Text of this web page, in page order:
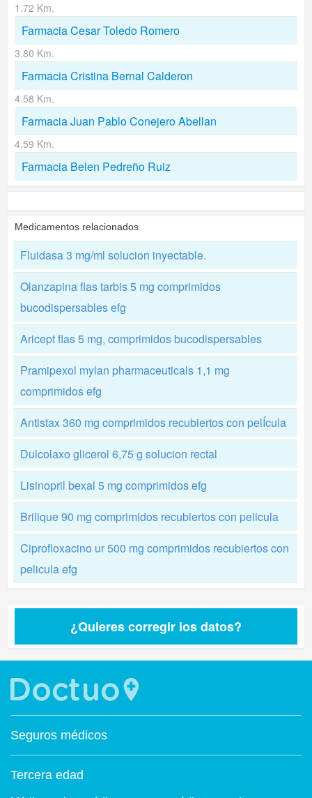
1.72 Km.
Farmacia Cesar Toledo Romero
3.80 Km.
Farmacia Cristina Bernal Calderon
4.58 Km.
Farmacia Juan Pablo Conejero Abellan
4.59 Km.
Farmacia Belen Pedreño Ruiz
Medicamentos relacionados
Fluidasa 3 mg/ml solucion inyectable.
Olanzapina flas tarbis 5 mg comprimidos
bucodispersables efg
Aricept flas 5 mg, comprimidos bucodispersables
Pramipexol mylan pharmaceuticals 1,1 mg
comprimidos efg
Antistax 360 mg comprimidos recubiertos con pelÍcula
Dulcolaxo glicerol 6,75 g solucion rectal
Lisinopril bexal 5 mg comprimidos efg
Brilique 90 mg comprimidos recubiertos con pelicula
Ciprofloxacino ur 500 mg comprimidos recubiertos con
pelicula efg
¿Quieres corregir los datos?
Seguros médicos
Tercera edad